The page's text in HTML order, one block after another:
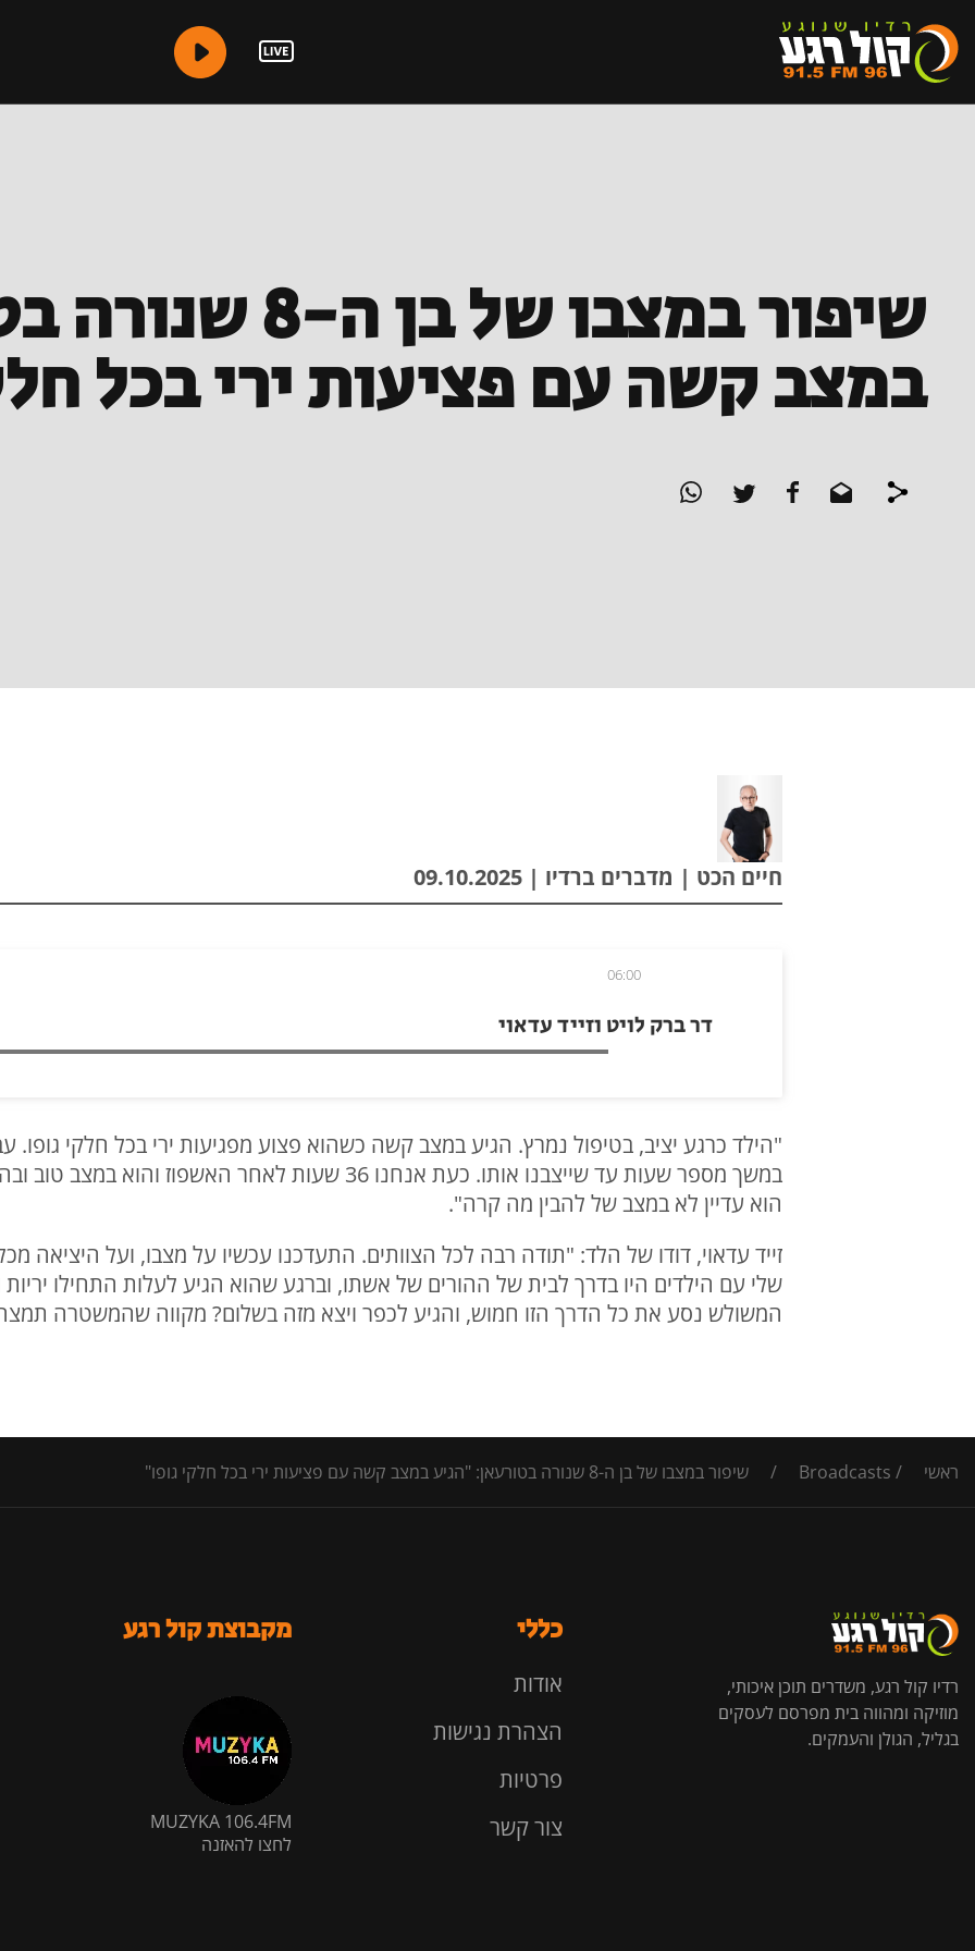
שיפור במצבו
במצב קשה עם פציעות ירי בכל
חיים הכט | מדברים ברדיו | 09.10.2025
דר ברק לויט וזייד עדאוי
06:00
"הילד כרגע יציב, בטיפול נמרץ. הגיע במצב קשה כשהוא פצוע מפגיעות ירי בכל חלקי גופו.
במשך מספר שעות עד שייצבנו אותו. כעת אנחנו 36 שעות לאחר
הוא עדיין לא במצב של להבין מה קרה".
זייד עדאוי, דודו של הלד: "תודה רבה לכל הצוותים. התעדכנו עכשיו על מצבו, ועל היציאה
שלי עם הילדים היו בדרך לבית של ההורים של אשתו, וברגע שהוא הגיע לעלות התחילו יריות
המשולש נסע את כל הדרך הזו חמוש, והגיע לכפר ויצא מזה בשלום? מקווה שהמשטרה
ראשי /
Broadcasts
/ שיפור במצבו של בן ה-8 שנורה בטורעאן: "הגיע במצב קשה עם פציעות ירי בכל חלקי גופו"
רדיו קול רגע, משדרים תוכן איכותי,
מוזיקה ומהווה בית מפרסם לעסקים
בגליל, הגולן והעמקים.
כללי
אודות
הצהרת נגישות
פרטיות
צור קשר
מקבוצת קול רגע
MUZYKA 106.4FM
לחצו להאזנה